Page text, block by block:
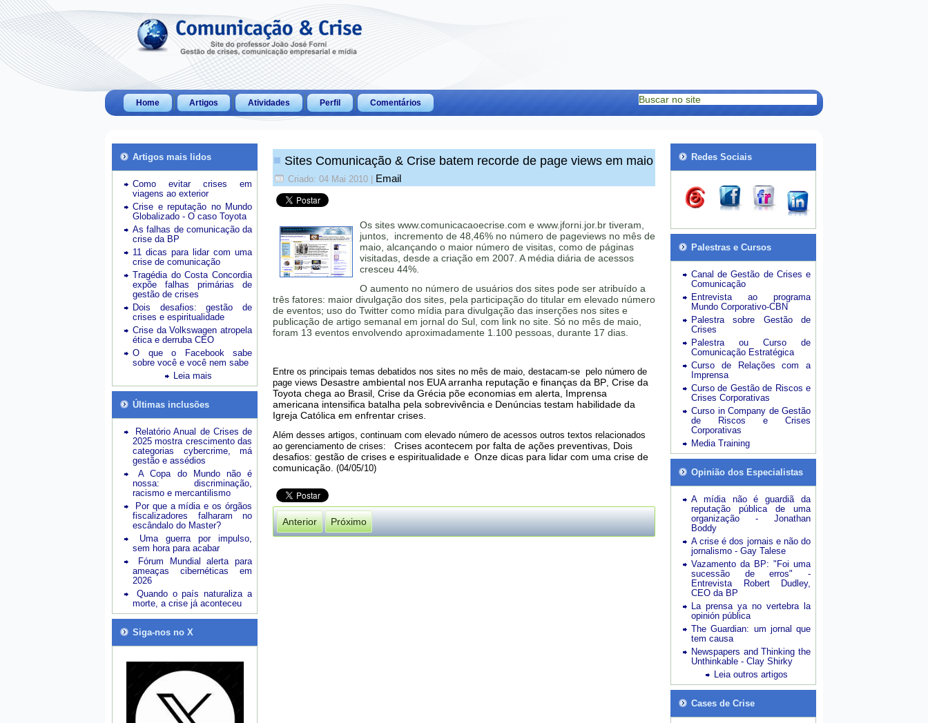
Home Artigos Atividades Perfil Comentários
Artigos mais lidos
Como evitar crises em
viagens ao exterior
Crise e reputação no Mundo
Globalizado - O caso Toyota
As falhas de comunicação da
crise da BP
11 dicas para lidar com uma
crise de comunicação
Tragédia do Costa Concordia
expõe falhas primárias de
gestão de crises
Dois desafios: gestão de
crises e espiritualidade
Crise da Volkswagen atropela
ética e derruba CEO
O que o Facebook sabe
sobre você e você nem sabe
Leia mais
Últimas inclusões
Relatório Anual de Crises de
2025 mostra crescimento das
categorias cybercrime, má
gestão e assédios
A Copa do Mundo não é
nossa: discriminação,
racismo e mercantilismo
Por que a mídia e os órgãos
fiscalizadores falharam no
escândalo do Master?
Uma guerra por impulso,
sem hora para acabar
Fórum Mundial alerta para
ameaças cibernéticas em
2026
Quando o país naturaliza a
morte, a crise já aconteceu
Siga-nos no X
Sites Comunicação & Crise batem recorde de page views em maio
Criado: 04 Mai 2010 Email
Os sites www.comunicacaoecrise.com e www.jforni.jor.br tiveram,
juntos, incremento de 48,46% no número de pageviews no mês de
maio, alcançando o maior número de visitas, como de páginas
visitadas, desde a criação em 2007. A média diária de acessos
cresceu 44%.
O aumento no número de usuários dos sites pode ser atribuído a
três fatores: maior divulgação dos sites, pela participação do titular em elevado número
de eventos; uso do Twitter como mídia para divulgação das inserções nos sites e
publicação de artigo semanal em jornal do Sul, com link no site. Só no mês de maio,
foram 13 eventos envolvendo aproximadamente 1.100 pessoas, durante 17 dias.
Entre os principais temas debatidos nos sites no mês de maio, destacam-se pelo número de
page views Desastre ambiental nos EUA arranha reputação e finanças da BP, Crise da
Toyota chega ao Brasil, Crise da Grécia põe economias em alerta, Imprensa
americana intensifica batalha pela sobrevivência e Denúncias testam habilidade da
Igreja Católica em enfrentar crises.
Além desses artigos, continuam com elevado número de acessos outros textos relacionados
ao gerenciamento de crises: Crises acontecem por falta de ações preventivas, Dois
desafios: gestão de crises e espiritualidade e Onze dicas para lidar com uma crise de
comunicação. (04/05/10)
Anterior Próximo
Redes Sociais
Palestras e Cursos
Canal de Gestão de Crises e
Comunicação
Entrevista ao programa
Mundo Corporativo-CBN
Palestra sobre Gestão de
Crises
Palestra ou Curso de
Comunicação Estratégica
Curso de Relações com a
Imprensa
Curso de Gestão de Riscos e
Crises Corporativas
Curso in Company de Gestão
de Riscos e Crises
Corporativas
Media Training
Opinião dos Especialistas
A mídia não é guardiã da
reputação pública de uma
organização - Jonathan
Boddy
A crise é dos jornais e não do
jornalismo - Gay Talese
Vazamento da BP: "Foi uma
sucessão de erros" -
Entrevista Robert Dudley,
CEO da BP
La prensa ya no vertebra la
opinión pública
The Guardian: um jornal que
tem causa
Newspapers and Thinking the
Unthinkable - Clay Shirky
Leia outros artigos
Cases de Crise